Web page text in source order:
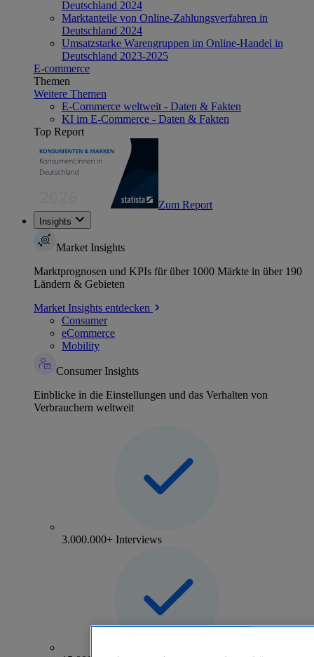
Deutschland 2024
Marktanteile von Online-Zahlungsverfahren in
Deutschland 2024
Umsatzstarke Warengruppen im Online-Handel in
Deutschland 2023-2025
E-commerce
Themen
Weitere Themen
E-Commerce weltweit - Daten & Fakten
KI im E-Commerce - Daten & Fakten
Top Report
Zum Report
Insights
Market Insights
Marktprognosen und KPIs für über 1000 Märkte in über 190
Ländern & Gebieten
Market Insights entdecken
Consumer
eCommerce
Mobility
Consumer Insights
Einblicke in die Einstellungen und das Verhalten von
Verbrauchern weltweit
3.000.000+ Interviews